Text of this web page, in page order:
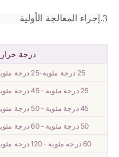
3.إجراء المعالجة الأولية
درجة
25 درجة مئوية-25 درجة مئوية
25 درجة مئوية - 45 درجة مئوية
45 درجة مئوية - 50 درجة مئوية
50 درجة مئوية - 60 درجة مئوية
60 درجة مئوية - 120 درجة مئوية